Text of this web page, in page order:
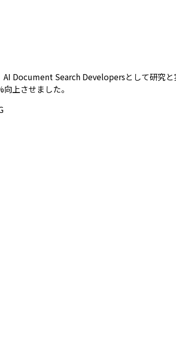
Document Search Developersとして研究
上させました。